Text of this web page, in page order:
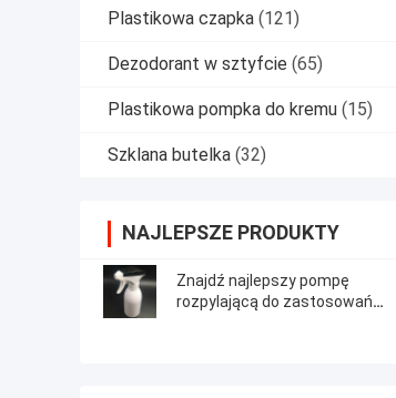
Plastikowa czapka (121)
Dezodorant w sztyfcie (65)
Plastikowa pompka do kremu (15)
Szklana butelka (32)
NAJLEPSZE PRODUKTY
Znajdź najlepszy pompę
rozpylającą do zastosowań